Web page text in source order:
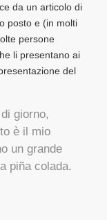
da un articolo di
posto e (in molti
persone
li presentano ai
del
giorno,
è il mio
un grande
piña colada.